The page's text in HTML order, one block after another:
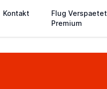
Kontakt
Flug Verspaetet
Premium